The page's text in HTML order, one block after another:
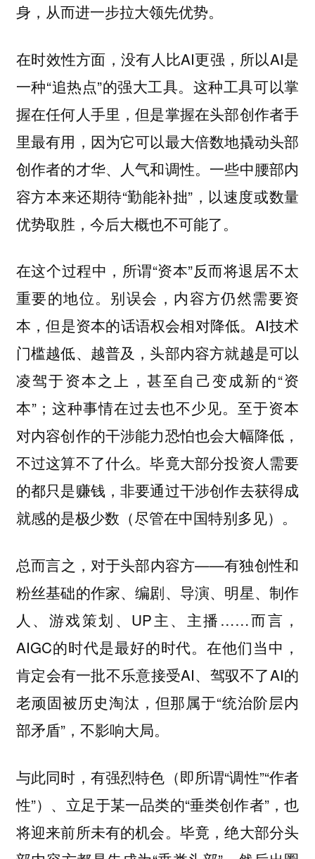
身，从而进一步拉大领先优势。
在时效性方面，没有人比AI更强，所以AI是
一种“追热点”的强大工具。这种工具可以掌
握在任何人手里，但是掌握在头部创作者手
里最有用，因为它可以最大倍数地撬动头部
创作者的才华、人气和调性。一些中腰部内
容方本来还期待“勤能补拙”，以速度或数量
优势取胜，今后大概也不可能了。
在这个过程中，所谓“资本”反而将退居不太
重要的地位。别误会，内容方仍然需要资
本，但是资本的话语权会相对降低。AI技术
门槛越低、越普及，头部内容方就越是可以
凌驾于资本之上，甚至自己变成新的“资
本”；这种事情在过去也不少见。至于资本
对内容创作的干涉能力恐怕也会大幅降低，
不过这算不了什么。毕竟大部分投资人需要
的都只是赚钱，非要通过干涉创作去获得成
就感的是极少数（尽管在中国特别多见）。
总而言之，对于头部内容方——有独创性和
粉丝基础的作家、编剧、导演、明星、制作
人、游戏策划、UP主、主播……而言，
AIGC的时代是最好的时代。在他们当中，
肯定会有一批不乐意接受AI、驾驭不了AI的
老顽固被历史淘汰，但那属于“统治阶层内
部矛盾”，不影响大局。
与此同时，有强烈特色（即所谓“调性”“作者
性”）、立足于某一品类的“垂类创作者”，也
将迎来前所未有的机会。毕竟，绝大部分头